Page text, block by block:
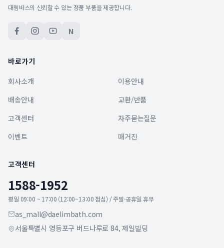
대림바스의 신뢰할 수 있는 정품 부품을 제공합니다.
N
바로가기
회사소개
이용안내
배송안내
교환/반품
고객센터
자주묻는질문
이벤트
매거진
고객센터
1588-1952
평일 09:00 ~ 17:00 (12:00~13:00 점심) / 주말·공휴일 휴무
as_mall@daelimbath.com
서울특별시 영등포구 버드나루로 84, 제일빌딩